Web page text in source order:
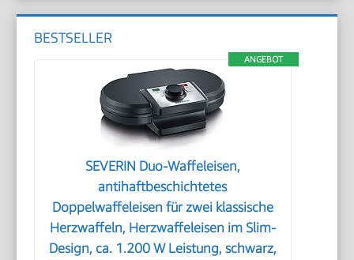
BESTSELLER
ANGEBOT
SEVERIN Duo-Waffeleisen,
antihaftbeschichtetes
Doppelwaffeleisen für zwei klassische
Herzwaffeln, Herzwaffeleisen im Slim-
Design, ca. 1.200 W Leistung, schwarz,